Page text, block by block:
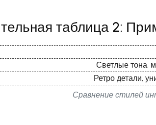
таблица 2:
Сравнение стилей
Светлые тона,
Ретро детали,